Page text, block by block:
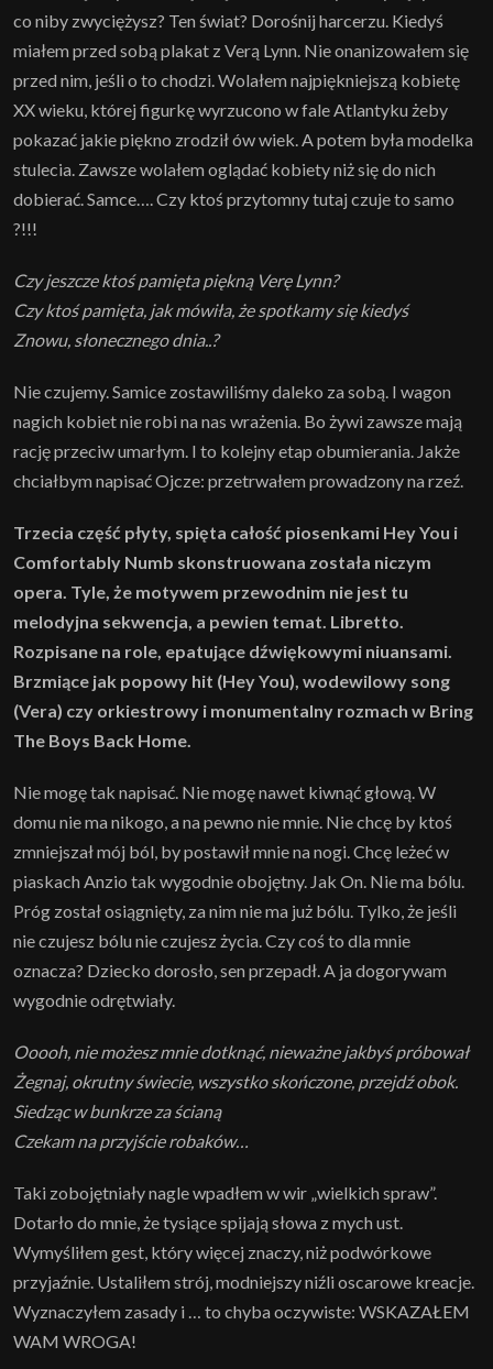
co niby zwyciężysz? Ten świat? Dorośnij harcerzu. Kiedyś
miałem przed sobą plakat z Verą Lynn. Nie onanizowałem się
przed nim, jeśli o to chodzi. Wolałem najpiękniejszą kobietę
XX wieku, której figurkę wyrzucono w fale Atlantyku żeby
pokazać jakie piękno zrodził ów wiek. A potem była modelka
stulecia. Zawsze wolałem oglądać kobiety niż się do nich
dobierać. Samce…. Czy ktoś przytomny tutaj czuje to samo
?!!!
Czy jeszcze ktoś pamięta piękną Verę Lynn?
Czy ktoś pamięta, jak mówiła, że spotkamy się kiedyś
Znowu, słonecznego dnia..?
Nie czujemy. Samice zostawiliśmy daleko za sobą. I wagon
nagich kobiet nie robi na nas wrażenia. Bo żywi zawsze mają
rację przeciw umarłym. I to kolejny etap obumierania. Jakże
chciałbym napisać Ojcze: przetrwałem prowadzony na rzeź.
Trzecia część płyty, spięta całość piosenkami Hey You i
Comfortably Numb skonstruowana została niczym
opera. Tyle, że motywem przewodnim nie jest tu
melodyjna sekwencja, a pewien temat. Libretto.
Rozpisane na role, epatujące dźwiękowymi niuansami.
Brzmiące jak popowy hit (Hey You), wodewilowy song
(Vera) czy orkiestrowy i monumentalny rozmach w Bring
The Boys Back Home.
Nie mogę tak napisać. Nie mogę nawet kiwnąć głową. W
domu nie ma nikogo, a na pewno nie mnie. Nie chcę by ktoś
zmniejszał mój ból, by postawił mnie na nogi. Chcę leżeć w
piaskach Anzio tak wygodnie obojętny. Jak On. Nie ma bólu.
Próg został osiągnięty, za nim nie ma już bólu. Tylko, że jeśli
nie czujesz bólu nie czujesz życia. Czy coś to dla mnie
oznacza? Dziecko dorosło, sen przepadł. A ja dogorywam
wygodnie odrętwiały.
Ooooh, nie możesz mnie dotknąć, nieważne jakbyś próbował
Żegnaj, okrutny świecie, wszystko skończone, przejdź obok.
Siedząc w bunkrze za ścianą
Czekam na przyjście robaków…
Taki zobojętniały nagle wpadłem w wir „wielkich spraw”.
Dotarło do mnie, że tysiące spijają słowa z mych ust.
Wymyśliłem gest, który więcej znaczy, niż podwórkowe
przyjaźnie. Ustaliłem strój, modniejszy niźli oscarowe kreacje.
Wyznaczyłem zasady i … to chyba oczywiste: WSKAZAŁEM
WAM WROGA!